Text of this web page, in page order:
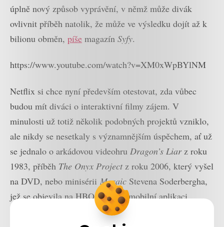
úplně nový způsob vyprávění, v němž může divák
ovlivnit příběh natolik, že může ve výsledku dojít až k
bilionu obměn, píše magazín Syfy.
https://www.youtube.com/watch?v=XM0xWpBYlNM
Netflix si chce nyní především otestovat, zda vůbec
budou mít diváci o interaktivní filmy zájem. V
minulosti už totiž několik podobných projektů vzniklo,
ale nikdy se nesetkaly s významnějším úspěchem, ať už
se jednalo o arkádovou videohru Dragon’s Liarz roku
1983, příběh The Onyx Project z roku 2006, který vyšel
na DVD, nebo minisérii Mosaic Stevena Soderbergha,
jež se objevila na HBO a měla i mobilní aplikaci.
The New York Times